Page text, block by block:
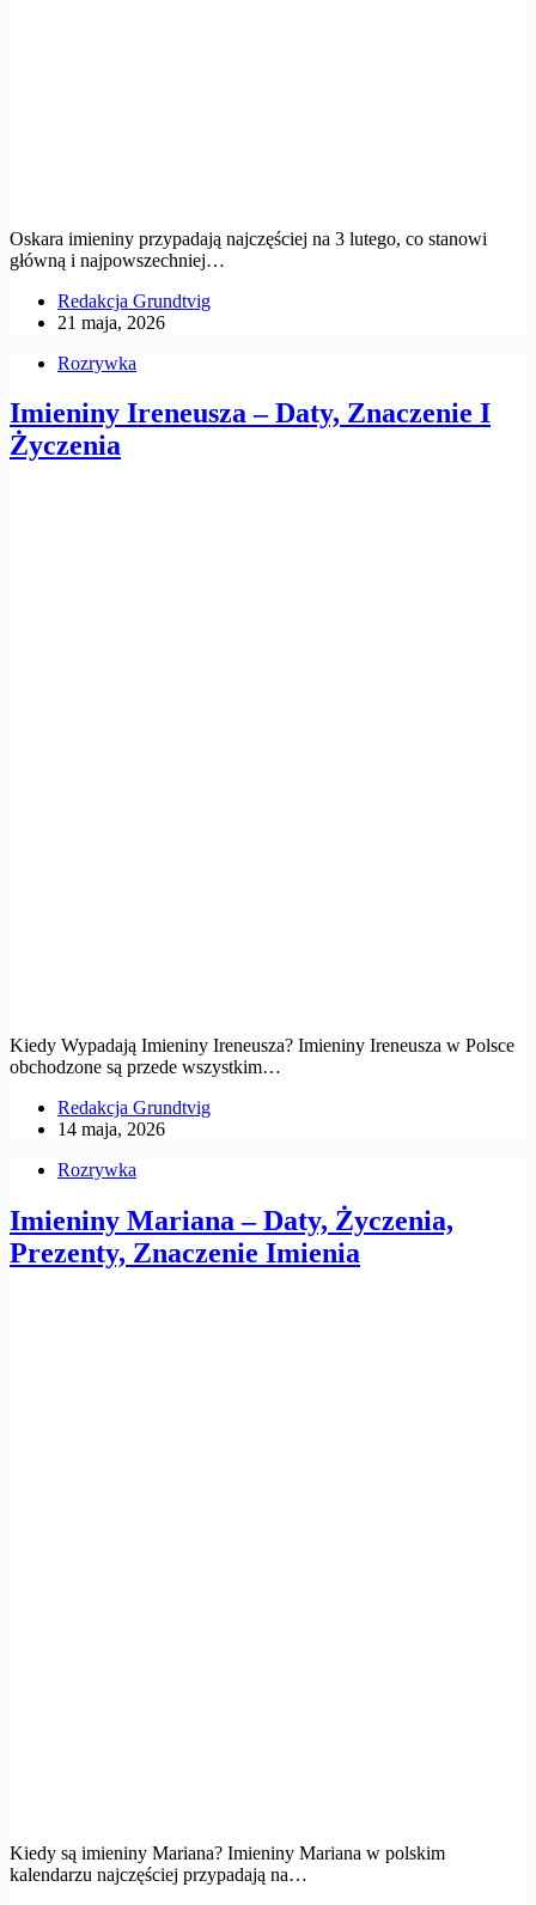
Oskara imieniny przypadają najczęściej na 3 lutego, co stanowi
główną i najpowszechniej…
Redakcja Grundtvig
21 maja, 2026
Rozrywka
Imieniny Ireneusza – Daty, Znaczenie I
Życzenia
Kiedy Wypadają Imieniny Ireneusza? Imieniny Ireneusza w Polsce
obchodzone są przede wszystkim…
Redakcja Grundtvig
14 maja, 2026
Rozrywka
Imieniny Mariana – Daty, Życzenia,
Prezenty, Znaczenie Imienia
Kiedy są imieniny Mariana? Imieniny Mariana w polskim
kalendarzu najczęściej przypadają na…